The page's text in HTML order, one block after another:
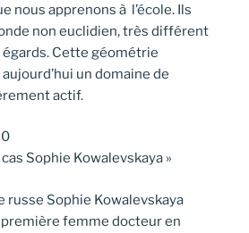
nous apprenons à l’école. Ils
non euclidien, très différent
égards. Cette géométrie
un domaine de
actif.
Sophie Kowalevskaya »
russe Sophie Kowalevskaya
première femme docteur en